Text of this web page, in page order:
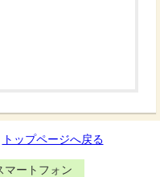
トップページへ戻る
マートフォン